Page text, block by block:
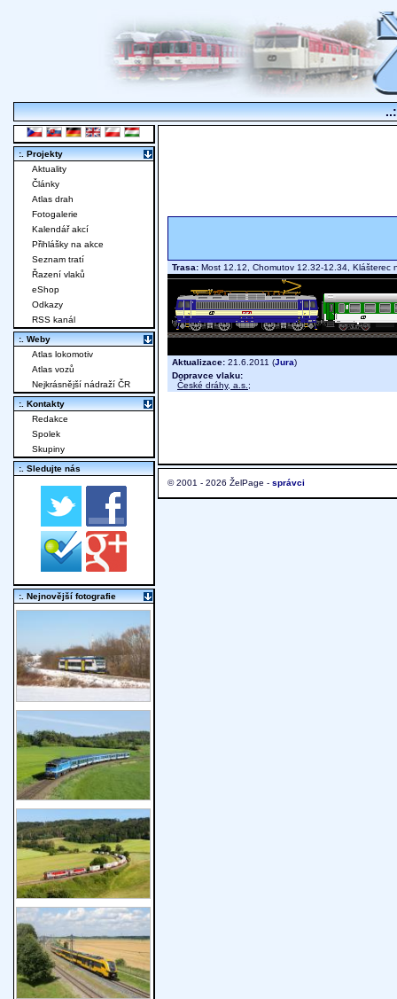
Trasa: Most 12.12, Chomutov 12.32-12.34,
Aktualizace: 21.6.2011 (Jura)
Dopravce vlaku:
České dráhy, a.s. ;
© 2001 - 2026 ŽelPage - správci
:. Projekty
Aktuality
Články
Atlas drah
Fotogalerie
Kalendář akcí
Přihlášky na akce
Seznam tratí
Řazení vlaků
eShop
Odkazy
RSS kanál
:. Weby
Atlas lokomotiv
Atlas vozů
Nejkrásnější nádraží ČR
:. Kontakty
Redakce
Spolek
Skupiny
:. Sledujte nás
:. Nejnovější fotografie